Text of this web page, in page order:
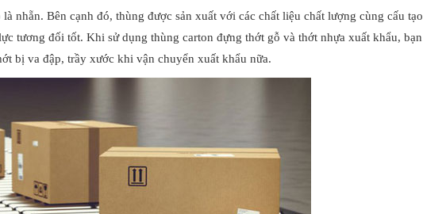
nhẵn. Bên cạnh đó, thùng được sản xuất với các chất liệu chất lượng cùng cấu tạo
tương đối tốt. Khi sử dụng thùng carton đựng thớt gỗ và thớt nhựa xuất khẩu, bạn
bị va đập, trầy xước khi vận chuyển xuất khẩu nữa.